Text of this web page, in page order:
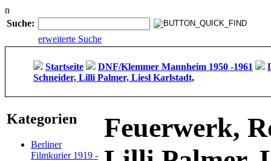
n
Suche:
erweiterte Suche
Startseite DNF/Klemmer Mannheim 1950 -1961
Schneider, Lilli Palmer, Liesl Karlstadt,
Kategorien
Berliner
Filmkurier 1919 -
Feuerwerk,